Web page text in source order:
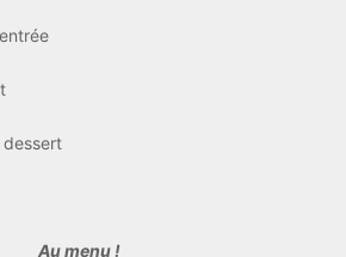
dessert
Au menu !